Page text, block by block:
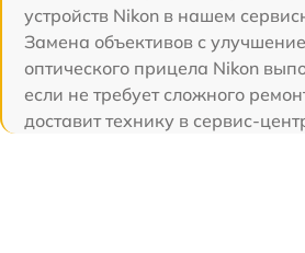
устройств Nikon в нашем
Замена объективов с
оптического прицела Nikon
если не требует сложного
доставит технику в сервис-